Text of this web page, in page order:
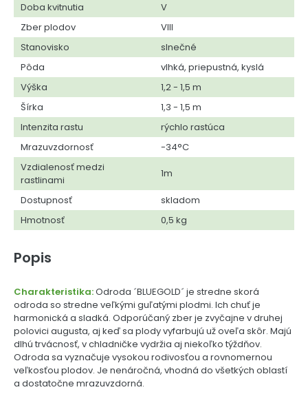
Doba kvitnutia
V
Zber plodov
VIII
Stanovisko
slnečné
Pôda
vlhká, priepustná, kyslá
Výška
1,2 - 1,5 m
Šírka
1,3 - 1,5 m
Intenzita rastu
rýchlo rastúca
Mrazuvzdornosť
-34°C
Vzdialenosť medzi
rastlinami
1m
Dostupnosť
skladom
Hmotnosť
0,5 kg
Popis
Charakteristika:Odroda ´BLUEGOLD´ je stredne skorá
odroda so stredne veľkými guľatými plodmi. Ich chuť je
harmonická a sladká. Odporúčaný zber je zvyčajne v druhej
polovici augusta, aj keď sa plody vyfarbujú už oveľa skôr. Majú
dlhú trvácnosť, v chladničke vydržia aj niekoľko týždňov.
Odroda sa vyznačuje vysokou rodivosťou a rovnomernou
veľkosťou plodov. Je nenáročná, vhodná do všetkých oblastí
a dostatočne mrazuvzdorná.